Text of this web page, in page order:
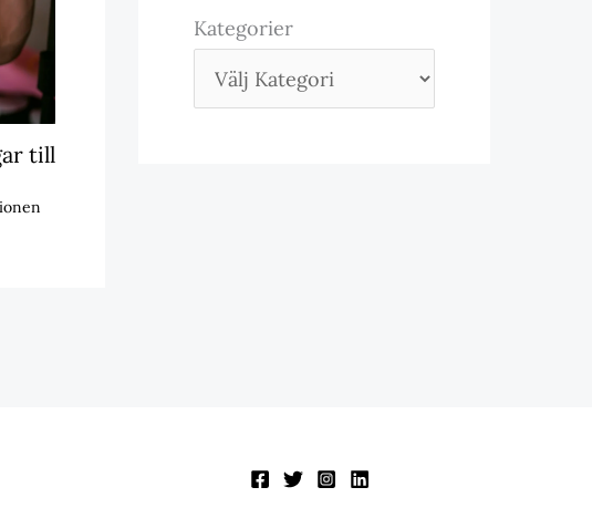
till
Kategorier